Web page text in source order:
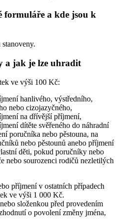
formuláře a kde jsou k
stanoveny.
a jak je lze uhradit
ve výši 100 Kč:
hanlivého, výstředního,
nebo cizojazyčného,
na dřívější příjmení,
dítěte svěřeného do náhradní
poručníka nebo pěstouna, na
nebo pěstounů anebo příjmení
děti, pokud poručníky nebo
nebo sourozenci rodičů nezletilých
příjmení v ostatních případech
ve výši 1 000 Kč.
složenkou před provedením
o povolení změny jména,